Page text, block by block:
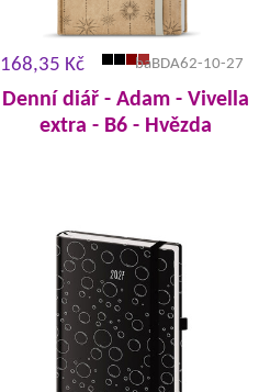
168,35 Kč baBDA62-10-27
Denní diář - Adam - Vivella
extra - B6 - Hvězda